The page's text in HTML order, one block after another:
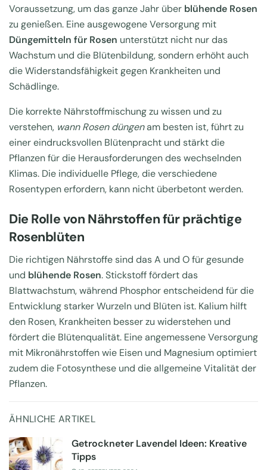
Voraussetzung, um das ganze Jahr über blühende Rosen
zu genießen. Eine ausgewogene Versorgung mit
Düngemitteln für Rosen unterstützt nicht nur das
Wachstum und die Blütenbildung, sondern erhöht auch
die Widerstandsfähigkeit gegen Krankheiten und
Schädlinge.
Die korrekte Nährstoffmischung zu wissen und zu
verstehen, wann Rosen düngenam besten ist, führt zu
einer eindrucksvollen Blütenpracht und stärkt die
Pflanzen für die Herausforderungen des wechselnden
Klimas. Die individuelle Pflege, die verschiedene
Rosentypen erfordern, kann nicht überbetont werden.
Die Rolle von Nährstoffen für prächtige
Rosenblüten
Die richtigen Nährstoffe sind das A und O für gesunde
und blühende Rosen. Stickstoff fördert das
Blattwachstum, während Phosphor entscheidend für die
Entwicklung starker Wurzeln und Blüten ist. Kalium hilft
den Rosen, Krankheiten besser zu widerstehen und
fördert die Blütenqualität. Eine angemessene Versorgung
mit Mikronährstoffen wie Eisen und Magnesium optimiert
zudem die Fotosynthese und die allgemeine Vitalität der
Pflanzen.
ÄHNLICHE ARTIKEL
Getrockneter Lavendel Ideen: Kreative
Tipps